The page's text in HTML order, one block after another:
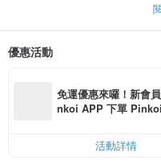
“ Koru”在芬蘭語中的意思是“珠寶”。
這些作品主要在網上商店出售。
“為金屬和珠寶帶來生命。
他利用自己作為寶石學家的知識和
在“過濾”日本人的根源的同時...
來自紐約和芬蘭生活的11年靈感
優惠活動
免運優惠來囉！新會
nkoi APP 下單
活動詳情